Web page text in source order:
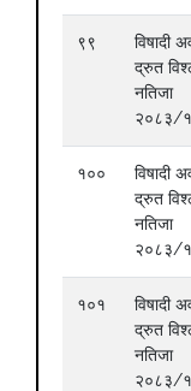
९९
विषादी
द्रुत
नतिजा
२०८३/
१००
विषादी
द्रुत
नतिजा
२०८३/
१०१
विषादी
द्रुत
नतिजा
२०८३/